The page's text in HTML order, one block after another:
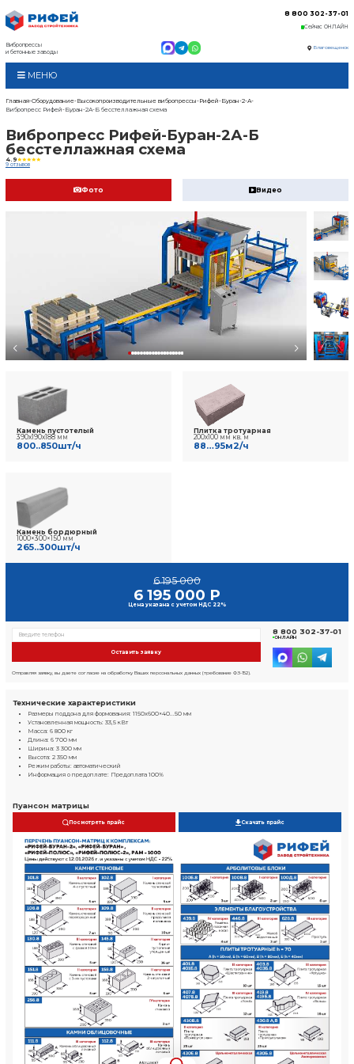
Вибропрессы
и бетонные заводы
Высокопроизводительные
Вибропресс Рифей-Буран-2А-Б бесстеллажная
Вибропресс
бесстеллажная
4.9
9 отзывов
Фото
Камень пустотелый
390х190х188 мм
800..850шт/ч